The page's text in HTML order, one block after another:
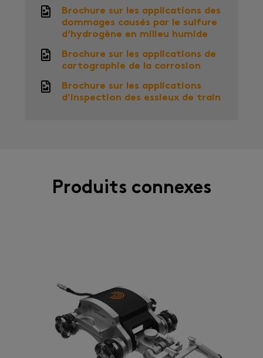
Brochure sur les applications des
dommages causés par le sulfure
d’hydrogène en milieu humide
Brochure sur les applications de
cartographie de la corrosion
Brochure sur les applications
d'inspection des essieux de train
Produits connexes